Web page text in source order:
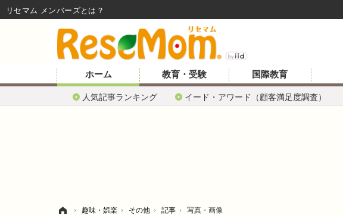
ホーム
人気記事ランキング イード・アワード（顧客満足度調査）
教育・受験 国際教育
› 趣味・娯楽 › その他 › 記事 › 写真・画像
リセマム メンバーズ